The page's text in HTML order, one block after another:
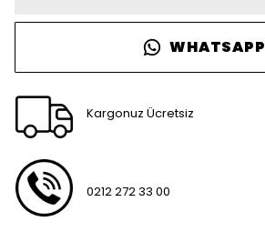
WHATSAPP
Kargonuz Ücretsiz
0212 272 33 00